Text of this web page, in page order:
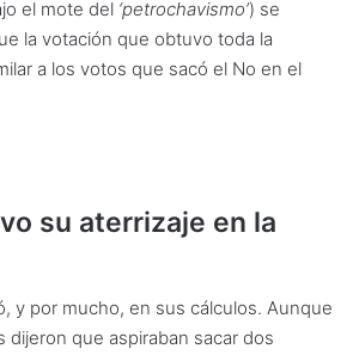
el mote del ‘petrochavismo’) se
la votación que obtuvo toda la
a los votos que sacó el No en el
su aterrizaje en la
y por mucho, en sus cálculos. Aunque
dijeron que aspiraban sacar dos